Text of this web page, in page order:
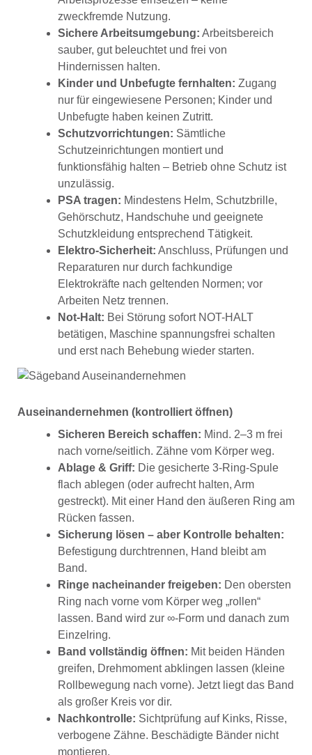
zweckfremde Nutzung.
Sichere Arbeitsumgebung: Arbeitsbereich
sauber, gut beleuchtet und frei von
Hindernissen halten.
Kinder und Unbefugte fernhalten: Zugang
nur für eingewiesene Personen; Kinder und
Unbefugte haben keinen Zutritt.
Schutzvorrichtungen: Sämtliche
Schutzeinrichtungen montiert und
funktionsfähig halten – Betrieb ohne Schutz ist
unzulässig.
PSA tragen: Mindestens Helm, Schutzbrille,
Gehörschutz, Handschuhe und geeignete
Schutzkleidung entsprechend Tätigkeit.
Elektro-Sicherheit: Anschluss, Prüfungen und
Reparaturen nur durch fachkundige
Elektrokräfte nach geltenden Normen; vor
Arbeiten Netz trennen.
Not-Halt: Bei Störung sofort NOT-HALT
betätigen, Maschine spannungsfrei schalten
und erst nach Behebung wieder starten.
Auseinandernehmen (kontrolliert öffnen)
Sicheren Bereich schaffen: Mind. 2–3 m frei
nach vorne/seitlich. Zähne vom Körper weg.
Ablage & Griff: Die gesicherte 3-Ring-Spule
flach ablegen (oder aufrecht halten, Arm
gestreckt). Mit einer Hand den äußeren Ring am
Rücken fassen.
Sicherung lösen – aber Kontrolle behalten:
Befestigung durchtrennen, Hand bleibt am
Band.
Ringe nacheinander freigeben: Den obersten
Ring nach vorne vom Körper weg „rollen“
lassen. Band wird zur ∞-Form und danach zum
Einzelring.
Band vollständig öffnen: Mit beiden Händen
greifen, Drehmoment abklingen lassen (kleine
Rollbewegung nach vorne). Jetzt liegt das Band
als großer Kreis vor dir.
Nachkontrolle: Sichtprüfung auf Kinks, Risse,
verbogene Zähne. Beschädigte Bänder nicht
montieren.